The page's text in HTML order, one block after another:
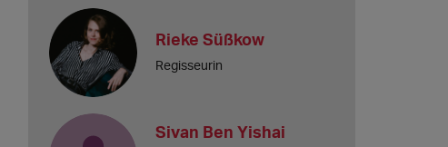
Rieke Süßkow
Regisseurin
Sivan Ben Yishai